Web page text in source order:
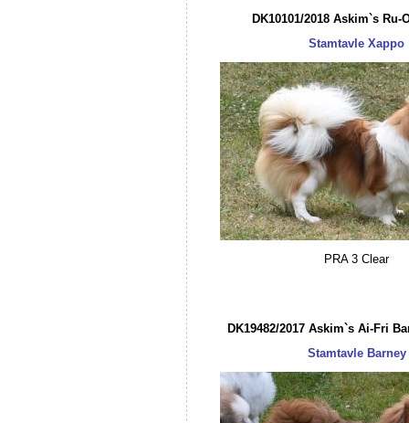
DK10101/2018 Askim`s Ru-
Stamtavle Xappo
PRA 3 Clear
DK19482/2017 Askim`s Ai-Fri
Stamtavle Barney